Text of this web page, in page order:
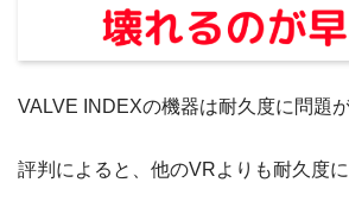
VALVE INDEXの機器は耐久度に問題
評判によると、他のVRよりも耐久度に